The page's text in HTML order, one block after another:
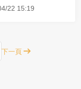
人先過
22 15:19
下一頁